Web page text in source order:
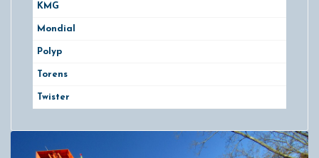
KMG
Mondial
Polyp
Torens
Twister